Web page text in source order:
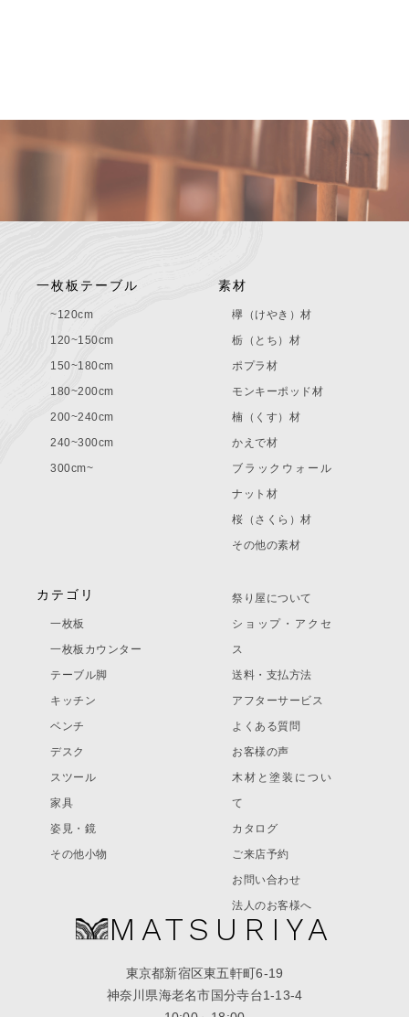
MATSURIYA
東京都新宿区東五軒町6-19
神奈川県海老名市国分寺台1-13-4
一枚板テーブル
~120cm
120~150cm
150~180cm
180~200cm
200~240cm
240~300cm
300cm~
素材
欅（けやき）材
栃（とち）材
ポプラ材
モンキーポッド材
楠（くす）材
かえで材
ブラックウォール
ナット材
桜（さくら）材
その他の素材
カテゴリ
一枚板
一枚板カウンター
テーブル脚
キッチン
ベンチ
デスク
スツール
家具
姿見・鏡
その他小物
祭り屋について
ショップ・アクセ
ス
送料・支払方法
アフターサービス
よくある質問
お客様の声
木材と塗装につい
て
カタログ
ご来店予約
お問い合わせ
法人のお客様へ